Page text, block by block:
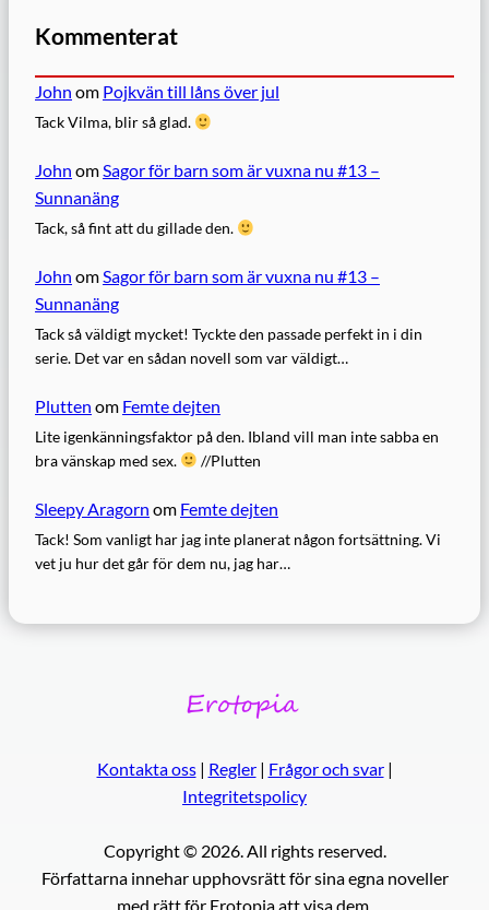
Kommenterat
John om Pojkvän till låns över jul
Tack Vilma, blir så glad.
John omSagor för barn som är vuxna nu #13 –
Sunnanäng
Tack, så fint att du gillade den.
John omSagor för barn som är vuxna nu #13 –
Sunnanäng
Tack så väldigt mycket! Tyckte den passade perfekt in i din
serie. Det var en sådan novell som var väldigt…
Plutten om Femte dejten
Lite igenkänningsfaktor på den. Ibland vill man inte sabba en
bra vänskap med sex.
//Plutten
Sleepy Aragorn om Femte dejten
Tack! Som vanligt har jag inte planerat någon fortsättning. Vi
vet ju hur det går för dem nu, jag har…
Kontakta oss| Regler| Frågor och svar|
Integritetspolicy
Copyright © 2026. All rights reserved.
Författarna innehar upphovsrätt för sina egna noveller
med rätt för Erotopia att visa dem.